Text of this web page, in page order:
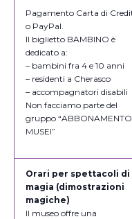
Pagamento Carta di
o PayPal.
Il biglietto BAMBINO è
dedicato a:
– bambini fra 4 e 10 anni
– residenti a Cherasco
– accompagnatori disabili
Non facciamo parte del
gruppo “ABBONAMENTO
MUSEI”
Orari per spettacoli di
magia (dimostrazioni
magiche)
Il museo offre una